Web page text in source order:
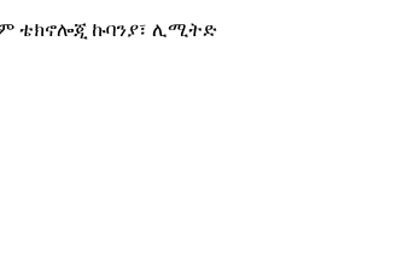
ቴክኖሎጂ ኩባንያ፣ ሊሚትድ